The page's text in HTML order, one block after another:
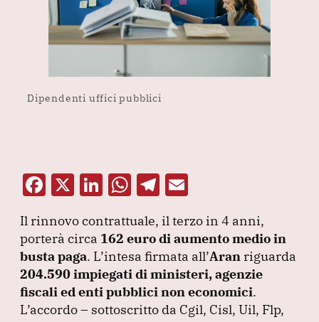
Dipendenti uffici pubblici
F
c
e
b
o
X Li
k
e
dI
n
W
at
s
A
p
T
e
gr
a
m
ai
l
Il rinnovo contrattuale, il terzo in 4 anni,
porterà circa 162 euro di aumento medio in
busta paga. L’intesa firmata all’Aran riguarda
204.590 impiegati di ministeri, agenzie
fiscali ed enti pubblici non economici.
L’accordo – sottoscritto da Cgil, Cisl, Uil, Flp,